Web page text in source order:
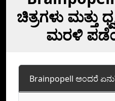
ಚಿತ್ರಗಳು ಮತ್ತು
ಮರಳಿ
Brainpopell ಅಂದರೆ